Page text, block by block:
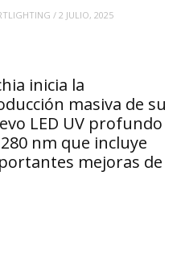
/2 JULIO, 2025
inicia la
masiva de su
LED UV profundo
nm que incluye
mejoras de